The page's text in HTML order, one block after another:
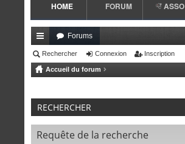
HOME FORUM ASSO
ac
co
ci
s
Forums
Rechercher Connexion Inscription
Accueil du forum
RECHERCHER
Requête de la recherche